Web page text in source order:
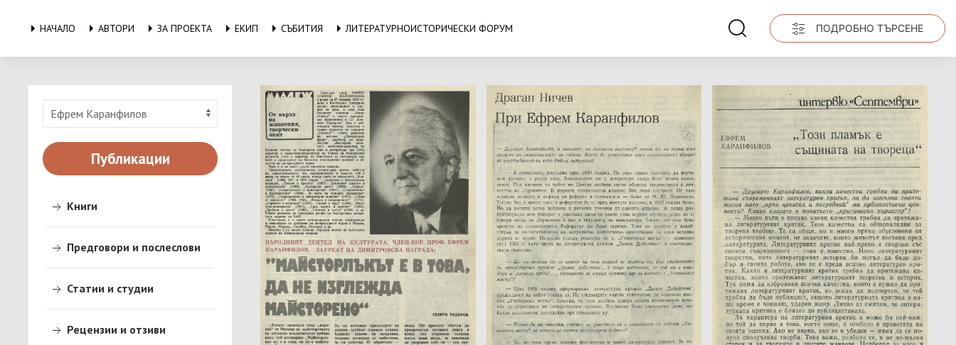
НАЧАЛО АВТОРИ ЗА ПРОЕКТА ЕКИП СЪБИТИЯ ЛИТЕРАТУРНОИСТОРИЧЕСКИ ФОРУМ ПОДРОБНО ТЪРСЕНЕ
Публикации
Книги
Предговори и послеслови
Статии и студии
Рецензии и отзиви
Име на изданието:
Година:
Номер:
Град на издаване:
Страници от-до:
Държател:
Забележка:
Име на изданието:
Година:
Номер:
Град на издаване:
Страници от-до:
Държател:
Име на изданието:
Година:
Номер:
Град на издаване:
Страници от-до:
Държател: